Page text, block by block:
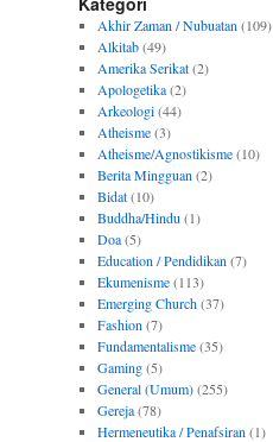
Akhir Zaman / Nubuatan (109)
Alkitab(49)
Amerika Serikat(2)
Apologetika(2)
Arkeologi(44)
Atheisme(3)
Atheisme/Agnostikisme(10)
Berita Mingguan (2)
Bidat(10)
Buddha/Hindu (1)
Doa(5)
Education / Pendidikan (7)
Ekumenisme(113)
Emerging Church(37)
Fashion (7)
Fundamentalisme(35)
Gaming(5)
General (Umum)(255)
Gereja(78)
Hermeneutika / Penafsiran (1)